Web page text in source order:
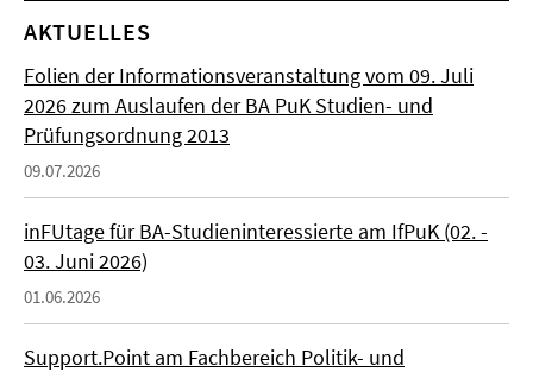
AKTUELLES
Folien der Informationsveranstaltung vom 09. Juli
2026 zum Auslaufen der BA PuK Studien- und
Prüfungsordnung 2013
09.07.2026
inFUtage für BA-Studieninteressierte am IfPuK (02. -
03. Juni 2026)
01.06.2026
Support.Point am Fachbereich Politik- und